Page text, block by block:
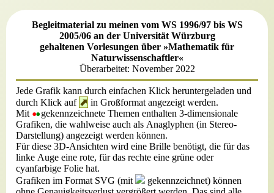
Begleitmaterial zu meinen vom WS 1996/97 bis WS
2005/06 an der Universität Würzburg
gehaltenen Vorlesungen über »Mathematik für
Naturwissenschaftler«
Überarbeitet: November 2022
Jede Grafik kann durch einfachen Klick heruntergeladen und
durch Klick auf ⬈ in Großformat angezeigt werden.
Mit ••gekennzeichnete Themen enthalten 3-dimensionale
Grafiken, die wahlweise auch als Anaglyphen (in Stereo-
Darstellung) angezeigt werden können.
Für diese 3D-Ansichten wird eine Brille benötigt, die für das
linke Auge eine rote, für das rechte eine grüne oder
cyanfarbige Folie hat.
Grafiken im Format SVG (mit
gekennzeichnet) können